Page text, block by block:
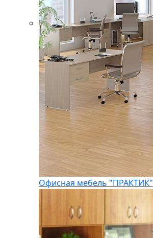
Офисная мебель "ПРАКТИК"